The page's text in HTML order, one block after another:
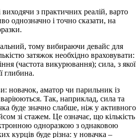
з практичних реалій, варто
однозначно і точно сказати, на
тому вибираючи девайс для
затяжок необхідно враховувати:
(частота викурювання); сила, з якої
глибина.
новачок, аматор чи парильник із
Так, наприклад, сила та
буде значно слабше, ніж у активного
зі стажем. Це означає, що кількість
одноразкою з однаковою
курців буде різна: у новачка –